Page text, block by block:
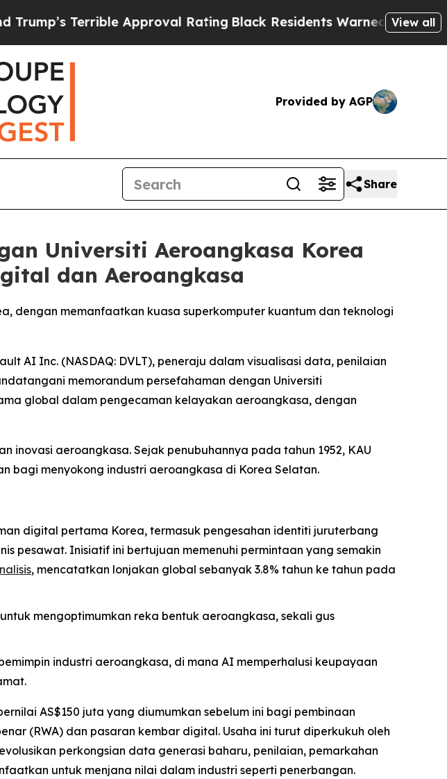
Approval RatingBlack Residents Warned of Abusive Cops for
View all
Provided by AGP
Share
Universiti Aeroangkasa Korea
dan Aeroangkasa
dengan memanfaatkan kuasa superkomputer kuantum dan teknologi
AI Inc. (NASDAQ: DVLT), peneraju dalam visualisasi data, penilaian
memorandum persefahaman dengan Universiti
global dalam pengecaman kelayakan aeroangkasa, dengan
inovasi aeroangkasa. Sejak penubuhannya pada tahun 1952, KAU
bagi menyokong industri aeroangkasa di Korea Selatan.
digital pertama Korea, termasuk pengesahan identiti juruterbang
pesawat. Inisiatif ini bertujuan memenuhi permintaan yang semakin
, mencatatkan lonjakan global sebanyak 3.8% tahun ke tahun pada
mengoptimumkan reka bentuk aeroangkasa, sekali gus
industri aeroangkasa, di mana AI memperhalusi keupayaan
AS$150 juta yang diumumkan sebelum ini bagi pembinaan
(RWA) dan pasaran kembar digital. Usaha ini turut diperkukuh oleh
perkongsian data generasi baharu, penilaian, pemarkahan
untuk menjana nilai dalam industri seperti penerbangan.